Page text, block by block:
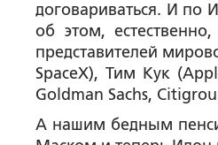
договариваться. И по
об этом,
представителей
SpaceX), Тим Кук
Goldman Sachs,
А нашим бедным